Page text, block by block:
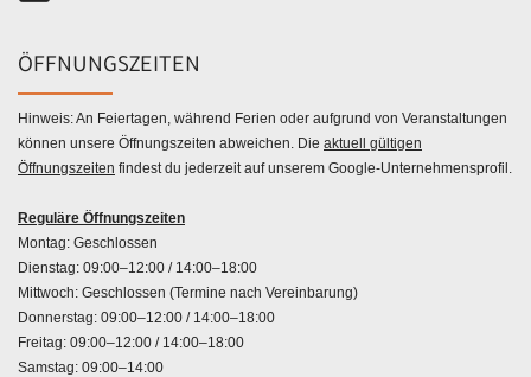
ÖFFNUNGSZEITEN
Hinweis: An Feiertagen, während Ferien oder aufgrund von Veranstaltungen
können unsere Öffnungszeiten abweichen. Die aktuell gültigen
Öffnungszeiten findest du jederzeit auf unserem Google-Unternehmensprofil.
Reguläre Öffnungszeiten
Montag: Geschlossen
Dienstag: 09:00–12:00 / 14:00–18:00
Mittwoch: Geschlossen (Termine nach Vereinbarung)
Donnerstag: 09:00–12:00 / 14:00–18:00
Freitag: 09:00–12:00 / 14:00–18:00
Samstag: 09:00–14:00